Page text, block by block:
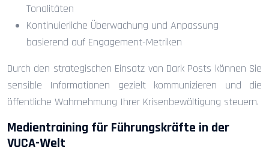
Tonalitäten
Kontinuierliche Überwachung und Anpassung
basierend auf Engagement-Metriken
Durch den strategischen Einsatz von Dark Posts können Sie
sensible Informationen gezielt kommunizieren und die
öffentliche Wahrnehmung Ihrer Krisenbewältigung steuern.
Medientraining für Führungskräfte in der
VUCA-Welt